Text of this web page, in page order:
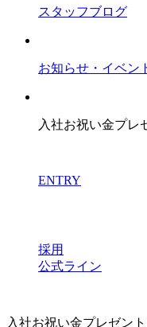
スタッフブログ
お知らせ・イベン
入社お祝い金プレ
ENTRY
採用
公式ライン
入社お祝い金プレゼント